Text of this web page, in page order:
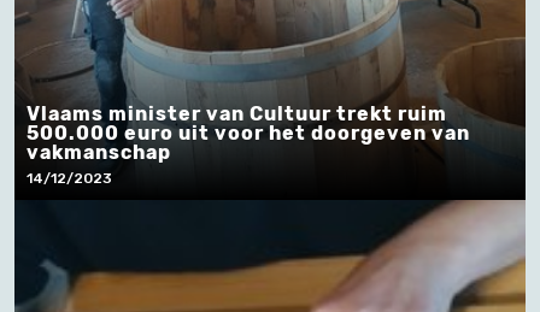
Vlaams minister van Cultuur trekt ruim
500.000 euro uit voor het doorgeven van
vakmanschap
14/12/2023